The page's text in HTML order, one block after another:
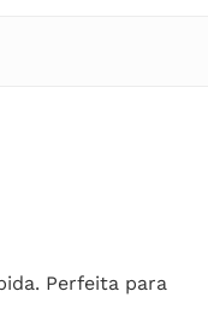
Perfeita para